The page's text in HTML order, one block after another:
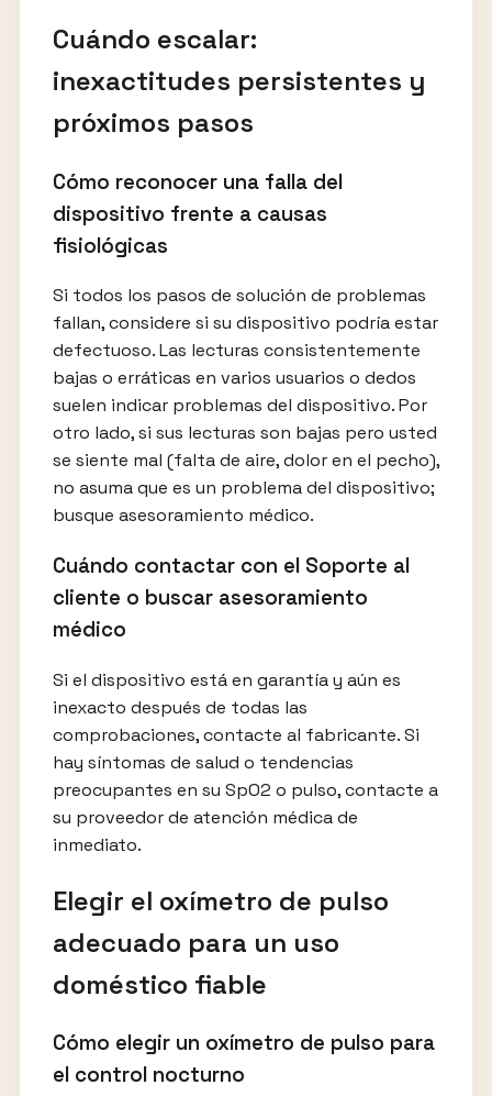
Cuándo escalar:
inexactitudes persistentes y
próximos pasos
Cómo reconocer una falla del
dispositivo frente a causas
fisiológicas
Si todos los pasos de solución de problemas
fallan, considere si su dispositivo podría estar
defectuoso. Las lecturas consistentemente
bajas o erráticas en varios usuarios o dedos
suelen indicar problemas del dispositivo. Por
otro lado, si sus lecturas son bajas pero usted
se siente mal (falta de aire, dolor en el pecho),
no asuma que es un problema del dispositivo;
busque asesoramiento médico.
Cuándo contactar con el Soporte al
cliente o buscar asesoramiento
médico
Si el dispositivo está en garantía y aún es
inexacto después de todas las
comprobaciones, contacte al fabricante. Si
hay síntomas de salud o tendencias
preocupantes en su SpO2 o pulso, contacte a
su proveedor de atención médica de
inmediato.
Elegir el oxímetro de pulso
adecuado para un uso
doméstico fiable
Cómo elegir un oxímetro de pulso para
el control nocturno